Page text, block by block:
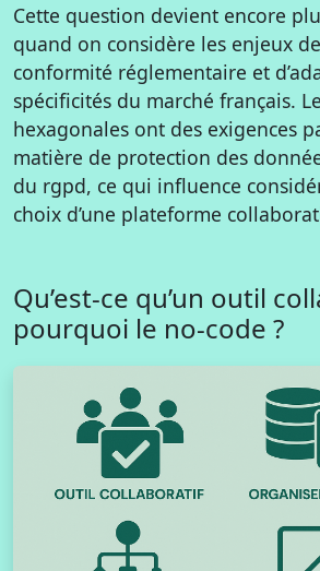
Cette question devient encore
quand on considère les enjeux de
conformité réglementaire et
spécificités du marché français.
hexagonales ont des exigences
matière de protection des
du rgpd, ce qui influence
choix d’une plateforme
Qu’est-ce qu’un outil
pourquoi le no-code ?